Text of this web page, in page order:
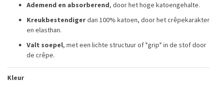
Ademend en absorberend, door het hoge katoengehalte.
Kreukbestendigerdan 100% katoen, door het crêpekarakter
en elasthan.
Valt soepel, met een lichte structuur of "grip" in de stof door
de crêpe.
Kleur